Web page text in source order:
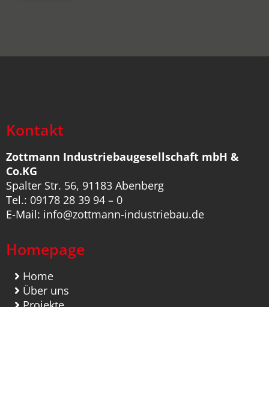
Kontakt
Zottmann Industriebaugesellschaft mbH &
Co.KG
Spalter Str. 56, 91183 Abenberg
Tel.: 09178 28 39 94 – 0
E-Mail: info@zottmann-industriebau.de
Homepage
Home
Über uns
Projekte